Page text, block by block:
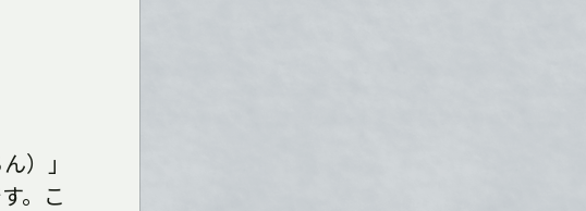
）」
。こ